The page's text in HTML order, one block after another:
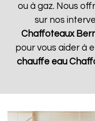
ou à gaz. Nous
sur nos
Chaffoteaux
pour vous aider à
chauffe eau